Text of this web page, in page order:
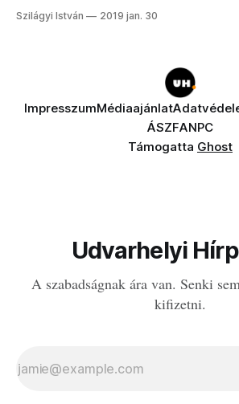
Szilágyi István 2019 jan. 30
ImpresszumMédiaajánlat
ÁSZFANPC
Támogatta Ghost
Udvarhelyi
A szabadságnak ára van. Senki
kifizetni.